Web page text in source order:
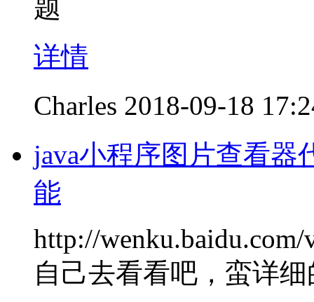
题
详情
Charles 2018-09-18
java小程序图片查看器
能
http://wenku.baidu.com/
自己去看看吧，蛮详细